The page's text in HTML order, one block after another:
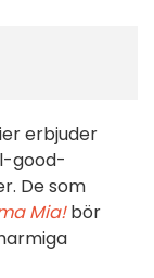
erbjuder
good-
De som
Mia!bör